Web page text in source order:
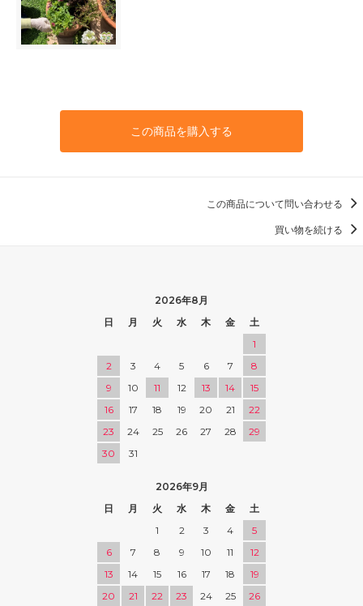
この商品を購入する
この商品について問い合わせる
買い物を続ける
2026年8月
日
月 火 水 木 金
土
1
2
3 4 5 6 7
8
9
10 11 12 13 14
15
16
17 18 19 20 21
22
23
24 25 26 27 28
29
30
31
2026年9月
日
月 火 水 木 金
土
1
2 3 4
5
6
7 8 9 10 11
12
13
14 15 16 17 18
19
20
21 22 23 24 25
26